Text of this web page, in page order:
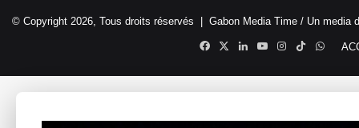
© Copyright 2026, Tous droits réservés | Gabon Media Time / Un media
Facebook
X LinkedinYouTubeInstagram
TikTok